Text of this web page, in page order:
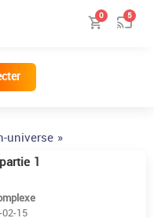
0 5
universe »
1
15